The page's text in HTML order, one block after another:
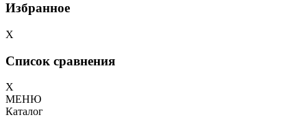
Избранное
X
Список сравнения
X
МЕНЮ
Каталог